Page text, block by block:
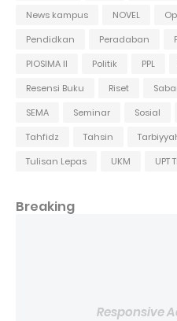
News kampus
NOVEL
Pendidkan
Peradaban
PIOSIMA II
Politik PPL
Resensi Buku
Riset
SEMA
Seminar Sosial
Tahfidz
Tahsin
Tulisan Lepas
UKM UPT
Breaking
Responsive